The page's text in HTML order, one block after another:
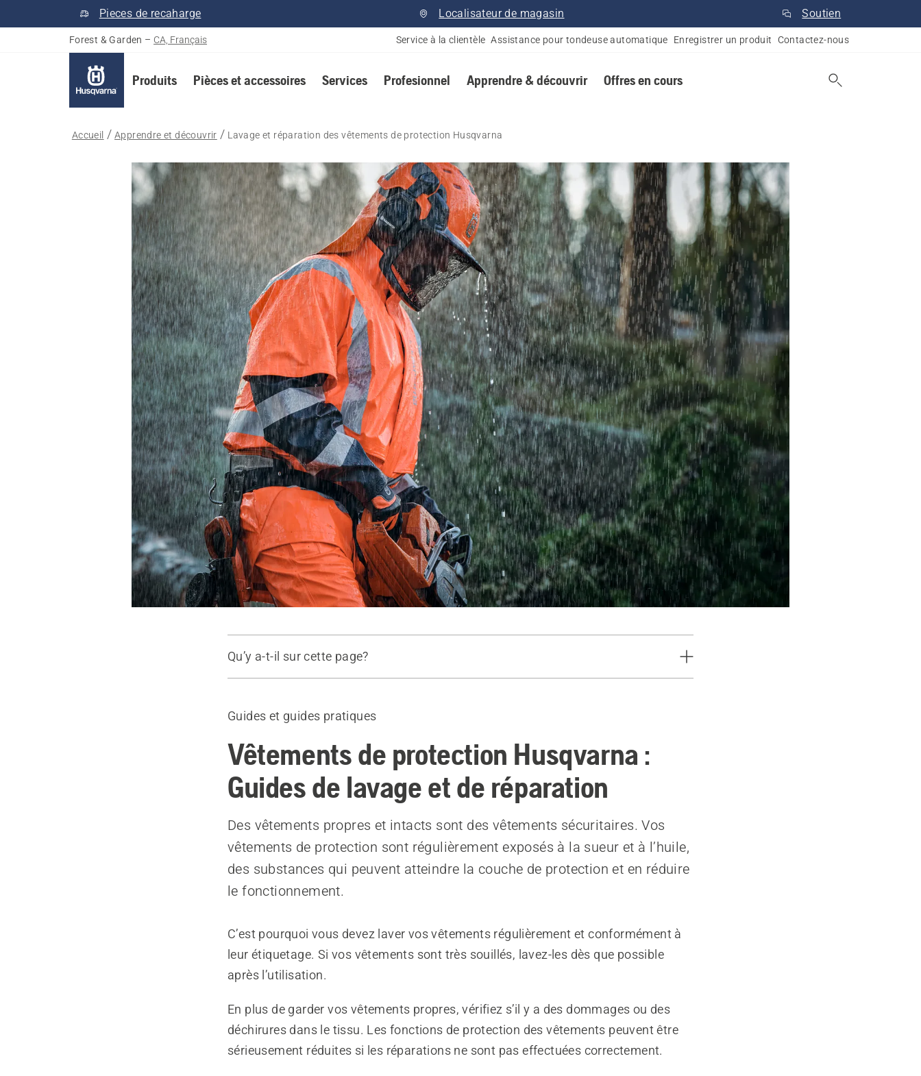
Pieces de recaharge Localisateur de magasin Soutien
Forest & Garden – CA, Français Service à la clientèle Assistance pour tondeuse automatique Enregistrer un produit Contactez-nous
Produits Pièces et accessoires Services Profesionnel Apprendre & découvrir Offres en cours
Accueil Apprendre et découvrir Lavage et réparation des vêtements de protection Husqvarna
Qu’y a-t-il sur cette page?
Guide de lavage et de réparation
Guides et guides pratiques
Vêtements de protection Husqvarna :
Guides de lavage et de réparation
Des vêtements propres et intacts sont des vêtements sécuritaires. Vos
vêtements de protection sont régulièrement exposés à la sueur et à l’huile,
des substances qui peuvent atteindre la couche de protection et en réduire
le fonctionnement.
C’est pourquoi vous devez laver vos vêtements régulièrement et conformément à
leur étiquetage. Si vos vêtements sont très souillés, lavez-les dès que possible
après l’utilisation.
En plus de garder vos vêtements propres, vérifiez s’il y a des dommages ou des
déchirures dans le tissu. Les fonctions de protection des vêtements peuvent être
sérieusement réduites si les réparations ne sont pas effectuées correctement.